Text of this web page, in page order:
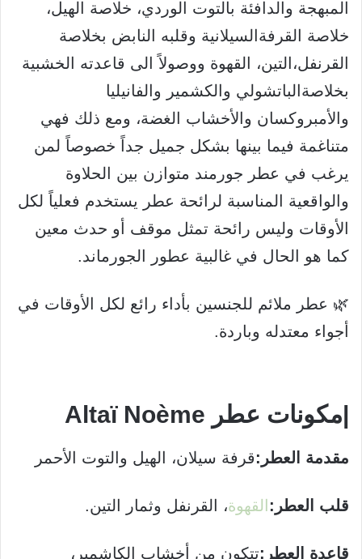
المبهجة والدافئة بالتوت الوردي، خلاصة الهيل،
خلاصة القرفةالسيلانية وقلبه النابض بخلاصة
القرنفل،التين، القهوة ووصولاً الى قاعدته الخشبية
بخلاصةالباتشولي والكشمير والفانيليا
والأمبروكسان والأخشاب الغضة، ومع ذلك فهي
متناغمة فيما بينها بشكل جميل جداً خصوصاً لمن
يرغب في عطر جورمند متوازن بين الحلاوة
والواقعية المناسبة لرائحة عطر يستخدم فعلياً لكل
الأوقات وليس رائحة تمثل موقف أو حدث معين
كما هو الحال في غالبية عطور الجورماند.
🌿 عطر ملائم للجنسين بأداء رائع لكل الأوقات في
أجواء معتدله وباردة.
|مكونات عطر Altaï Noème
مقدمة العطر:قرفة سيلان، الهيل والتوت الأحمر
قلب العطر: القهوة، القرنفل وثمار التين.
قاعدة العطر:تتكون من أخشاب الكاشمير،